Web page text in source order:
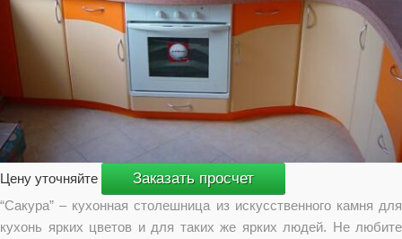
Цену уточняйте Заказать просчет
“Сакура” – кухонная столешница из искусственного камня для
кухонь ярких цветов и для таких же ярких людей. Не любите